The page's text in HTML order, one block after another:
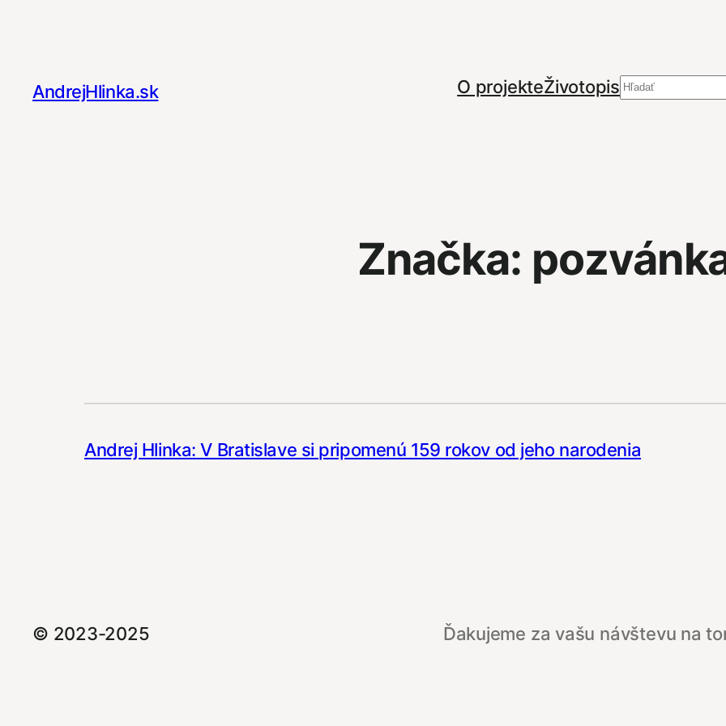
AndrejHlinka.sk
O projekteŽivotopis Hľadať
Značka:
Andrej Hlinka: V Bratislave si pripomenú 159 rokov od jeho narodenia
© 2023-2025 Ďakujeme za vašu návštevu na